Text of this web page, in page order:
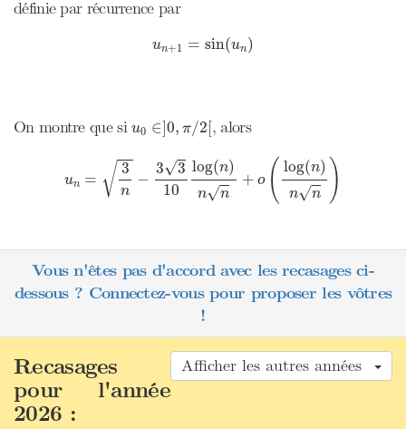
définie par récurrence par
un+1 = sin(un)
u sin (u n)
On montre que siu0 ∈]0, π/2[
u ∈]0 π/2[ , alors
un = √ 3
n
−
3√3
10
log(n)
n√n
+ o ( log(n)
n√n )
3n− log( n n log ( n )
Vous n'êtes pas d'accord avec les recasages ci-
dessous ? Connectez-vous pour proposer les vôtres
!
Afficher les autres années
Recasages
pour l'année
2026 :